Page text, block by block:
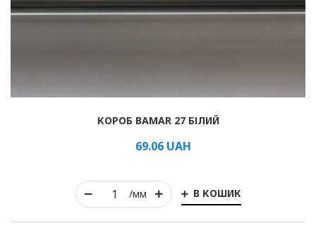
/мм В КОШИК
КОРОБ BAMAR 27 БІЛИЙ
69.06UAH